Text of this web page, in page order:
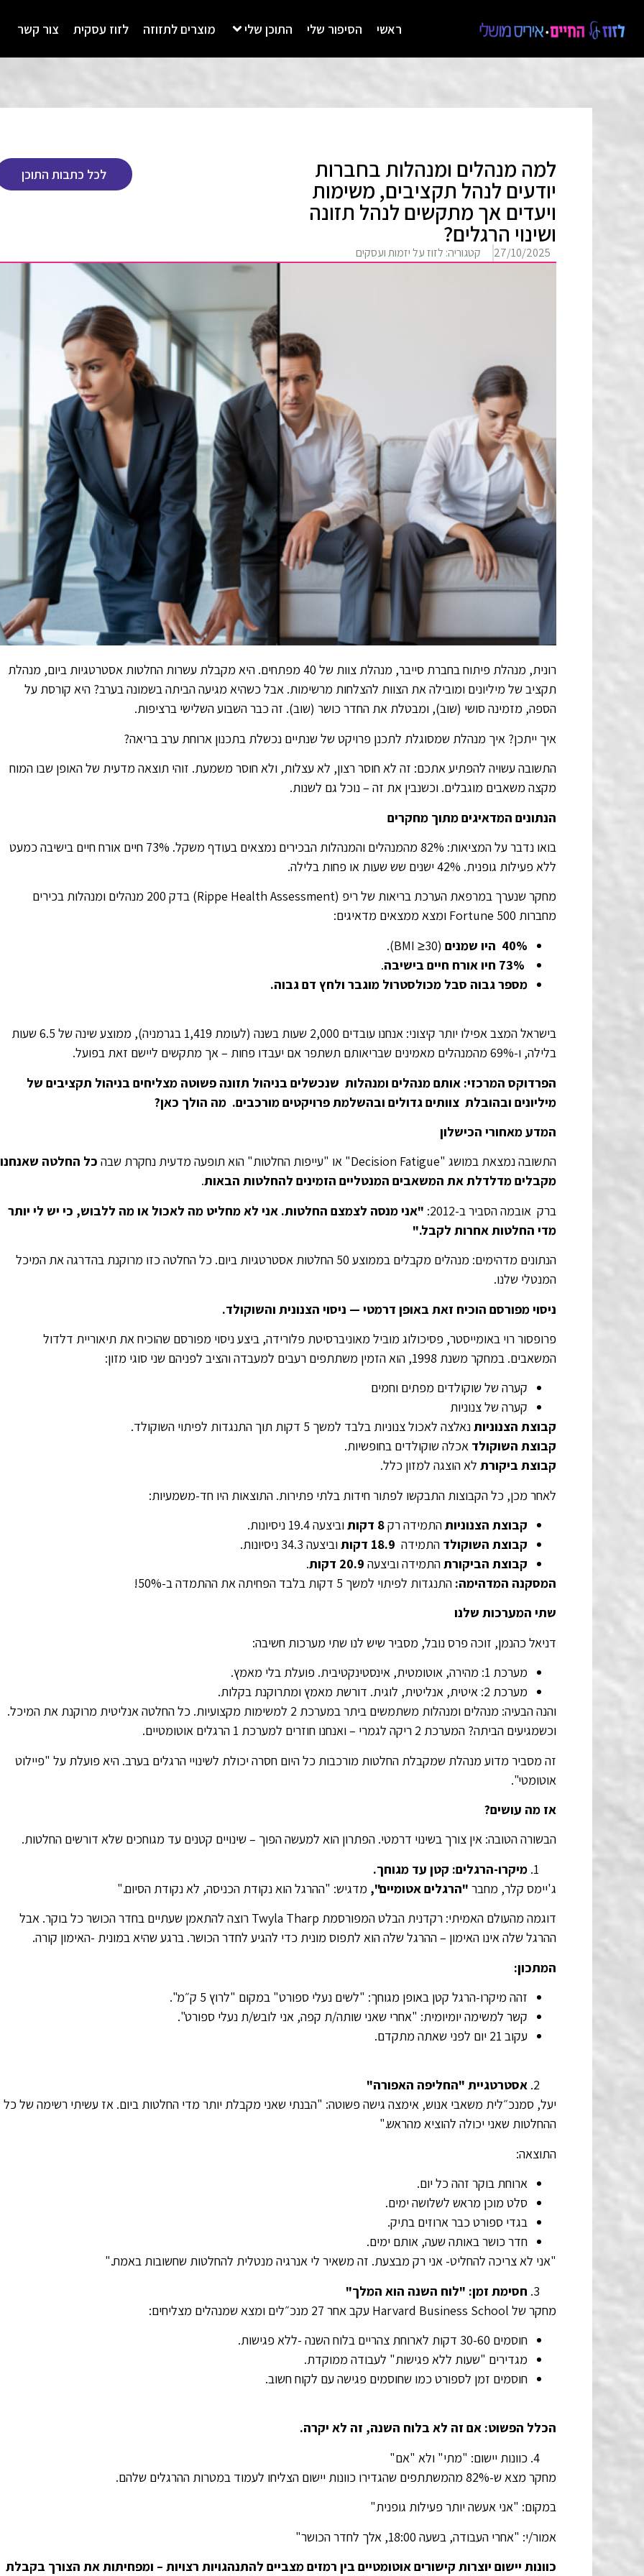
ראשי הסיפור שלי התוכן שלי מוצרים לתזוזה לזוז עסקית צור קשר
למה מנהלים ומנהלות בחברות
יודעים לנהל תקציבים, משימות
ויעדים אך מתקשים לנהל תזונה
ושינוי הרגלים?
27/10/2025 קטגוריה: לזוז על יזמות ועסקים
לכל כתבות התוכן
רונית, מנהלת פיתוח בחברת סייבר, מנהלת צוות של 40 מפתחים. היא מקבלת עשרות החלטות אסטרטגיות ביום, מנהלת
תקציב של מיליונים ומובילה את הצוות להצלחות מרשימות. אבל כשהיא מגיעה הביתה בשמונה בערב? היא קורסת על
הספה, מזמינה סושי (שוב), ומבטלת את החדר כושר (שוב). זה כבר השבוע השלישי ברציפות.
איך ייתכן? איך מנהלת שמסוגלת לתכנן פרויקט של שנתיים נכשלת בתכנון ארוחת ערב בריאה?
התשובה עשויה להפתיע אתכם: זה לא חוסר רצון, לא עצלות, ולא חוסר משמעת. זוהי תוצאה מדעית של האופן שבו המוח
מקצה משאבים מוגבלים. וכשנבין את זה – נוכל גם לשנות.
הנתונים המדאיגיםמתוך מחקרים
בואו נדבר על המציאות: 82% מהמנהלים והמנהלות הבכירים נמצאים בעודף משקל. 73% חיים אורח חיים בישיבה כמעט
ללא פעילות גופנית. 42% ישנים שש שעות או פחות בלילה.
מחקר שנערך במרפאת הערכת בריאות של ריפ (Rippe Health Assessment) בדק 200 מנהלים ומנהלות בכירים
מחברות Fortune 500 ומצא ממצאים מדאיגים:
40% היו שמנים (BMI ≥30).
חיו אורח חיים בישיבה.
מספר גבוה סבל מכולסטרול מוגבר ולחץ דם גבוה.
בישראל המצב אפילו יותר קיצוני: אנחנו עובדים 2,000 שעות בשנה (לעומת 1,419 בגרמניה), ממוצע שינה של 6.5 שעות
בלילה, ו-69% מהמנהלים מאמינים שבריאותם תשתפר אם יעבדו פחות – אך מתקשים ליישם זאת בפועל.
הפרדוקס המרכזי: אותם מנהלים ומנהלות שנכשלים בניהול תזונה פשוטה מצליחים בניהול תקציבים של
מיליונים ובהובלת צוותים גדולים ובהשלמת פרויקטים מורכבים. מה הולך כאן?
המדע מאחורי הכישלון
התשובה נמצאת במושג "Decision Fatigue" או "עייפות החלטות" הוא תופעה מדעית נחקרת שבה
כל החלטה שאנחנו
מקבלים מדלדלת את המשאבים המנטליים הזמינים להחלטות הבאות.
ברק אובמה הסביר ב-2012:
"אני מנסה לצמצם החלטות. אני לא מחליט מה לאכול או מה ללבוש, כי יש לי יותר
מדי החלטות אחרות לקבל."
הנתונים מדהימים: מנהלים מקבלים בממוצע 50 החלטות אסטרטגיות ביום. כל החלטה כזו מרוקנת בהדרגה את המיכל
המנטלי שלנו.
ניסוי מפורסם הוכיח זאת באופן דרמטי — ניסוי הצנונית והשוקולד.
פרופסור רוי באומייסטר, פסיכולוג מוביל מאוניברסיטת פלורידה, ביצע ניסוי מפורסם שהוכיח את תיאוריית דלדול
המשאבים. במחקר משנת 1998, הוא הזמין משתתפים רעבים למעבדה והציב לפניהם שני סוגי מזון:
קערה של שוקולדים מפתים וחמים
קערה של צנוניות
קבוצת הצנוניותנאלצה לאכול צנוניות בלבד למשך 5 דקות תוך התנגדות לפיתוי השוקולד.
קבוצת השוקולד אכלה שוקולדים בחופשיות.
קבוצת ביקורת לא הוצגה למזון כלל.
לאחר מכן, כל הקבוצות התבקשו לפתור חידות בלתי פתירות. התוצאות היו חד-משמעיות:
קבוצת הצנוניותהתמידה רק8 דקותוביצעה 19.4 ניסיונות.
קבוצת השוקולד התמידה 18.9 דקותוביצעה 34.3 ניסיונות.
קבוצת הביקורתהתמידה וביצעה 20.9 דקות.
המסקנה המדהימה: התנגדות לפיתוי למשך 5 דקות בלבד הפחיתה את ההתמדה ב-50%!
שתי המערכות שלנו
דניאל כהנמן, זוכה פרס נובל, מסביר שיש לנו שתי מערכות חשיבה:
מערכת 1: מהירה, אוטומטית, אינסטינקטיבית. פועלת בלי מאמץ.
מערכת 2: איטית, אנליטית, לוגית. דורשת מאמץ ומתרוקנת בקלות.
והנה הבעיה: מנהלים ומנהלות משתמשים ביתר במערכת 2 למשימות מקצועיות. כל החלטה אנליטית מרוקנת את המיכל.
וכשמגיעים הביתה? המערכת 2 ריקה לגמרי – ואנחנו חוזרים למערכת 1 הרגלים אוטומטיים.
זה מסביר מדוע מנהלת שמקבלת החלטות מורכבות כל היום חסרה יכולת לשינויי הרגלים בערב. היא פועלת על "פיילוט
אוטומטי".
אז מה עושים?
הבשורה הטובה: אין צורך בשינוי דרמטי. הפתרון הוא למעשה הפוך – שינויים קטנים עד מגוחכים שלא דורשים החלטות.
מיקרו-הרגלים: קטן עד מגוחך.
ג'יימס קלר, מחבר "הרגלים אטומיים", מדגיש: "ההרגל הוא נקודת הכניסה, לא נקודת הסיום."
דוגמה מהעולם האמיתי: רקדנית הבלט המפורסמת Twyla Tharp רוצה להתאמן שעתיים בחדר הכושר כל בוקר. אבל
ההרגל שלה אינו האימון – ההרגל שלה הוא לתפוס מונית כדי להגיע לחדר הכושר. ברגע שהיא במונית -האימון קורה.
המתכון:
זהה מיקרו-הרגל קטן באופן מגוחך: "לשים נעלי ספורט" במקום "לרוץ 5 ק״מ".
קשר למשימה יומיומית: "אחרי שאני שותה/ת קפה, אני לובש/ת נעלי ספורט".
עקוב 21 יום לפני שאתה מתקדם.
אסטרטגיית "החליפה האפורה"
יעל, סמנכ״לית משאבי אנוש, אימצה גישה פשוטה: "הבנתי שאני מקבלת יותר מדי החלטות ביום. אז עשיתי רשימה של כל
ההחלטות שאני יכולה להוציא מהראש."
התוצאה:
ארוחת בוקר זהה כל יום.
סלט מוכן מראש לשלושה ימים.
בגדי ספורט כבר ארוזים בתיק.
חדר כושר באותה שעה, אותם ימים.
"אני לא צריכה להחליט- אני רק מבצעת. זה משאיר לי אנרגיה מנטלית להחלטות שחשובות באמת."
חסימת זמן: "לוח השנה הוא המלך"
מחקר של Harvard Business School עקב אחר 27 מנכ״לים ומצא שמנהלים מצליחים:
חוסמים 30-60 דקות לארוחת צהריים בלוח השנה -ללא פגישות.
מגדירים "שעות ללא פגישות" לעבודה ממוקדת.
חוסמים זמן לספורט כמו שחוסמים פגישה עם לקוח חשוב.
הכלל הפשוט: אם זה לא בלוח השנה, זה לא יקרה.
כוונות יישום: "מתי" ולא "אם"
מחקר מצא ש-82% מהמשתתפים שהגדירו כוונות יישום הצליחו לעמוד במטרות ההרגלים שלהם.
במקום: "אני אעשה יותר פעילות גופנית"
אמור/י: "אחרי העבודה, בשעה 18:00, אלך לחדר הכושר"
כוונות יישום יוצרות קישורים אוטומטיים בין רמזים מצביים להתנהגויות רצויות – ומפחיתות את הצורך בקבלת